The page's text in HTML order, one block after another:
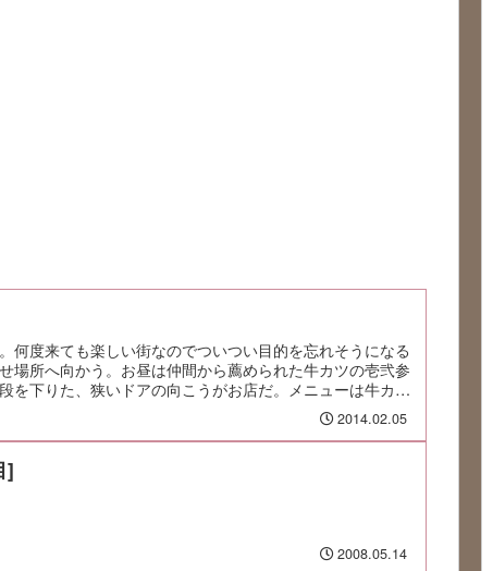
何度来ても楽しい街なのでついつい目的を忘れそうになる
場所へ向かう。お昼は仲間から薦められた牛カツの壱弐参
を下りた、狭いドアの向こうがお店だ。メニューは牛カツ
2014.02.05
]
2008.05.14